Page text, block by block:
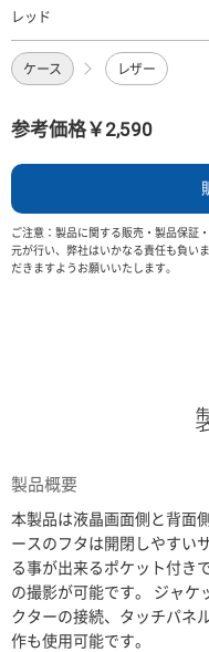
レッド
ケース レザー
参考価格￥2,590
ご注意：製品に関する販売・製品保証
元が行い、弊社はいかなる責任も負い
だきますようお願いいたします。
製品概要
本製品は液晶画面側と背面
ースのフタは開閉しやすい
る事が出来るポケット付き
の撮影が可能です。 ジャケ
クターの接続、タッチパネ
作も使用可能です。